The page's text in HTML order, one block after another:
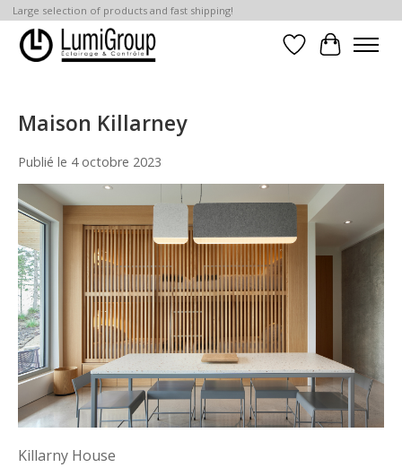
Large selection of products and fast shipping!
Liste dePanier
Maison Killarney
Publié le 4 octobre 2023
Killarny House